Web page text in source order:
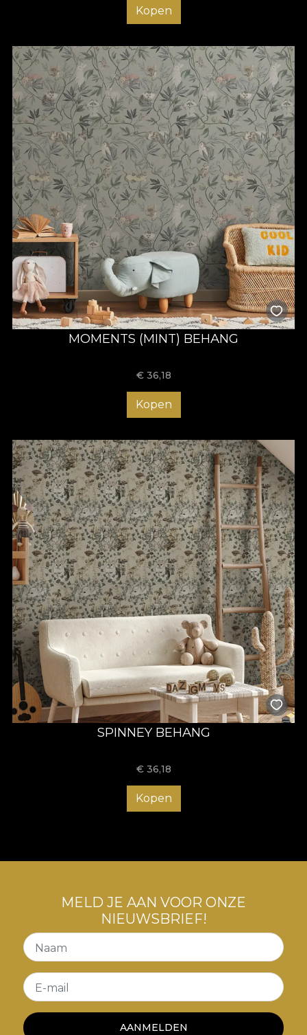
Kopen
MOMENTS (MINT) BEHANG
€ 36,18
Kopen
SPINNEY BEHANG
€ 36,18
Kopen
MELD JE AAN VOOR ONZE
NIEUWSBRIEF!
Naam
E-mail
AANMELDEN